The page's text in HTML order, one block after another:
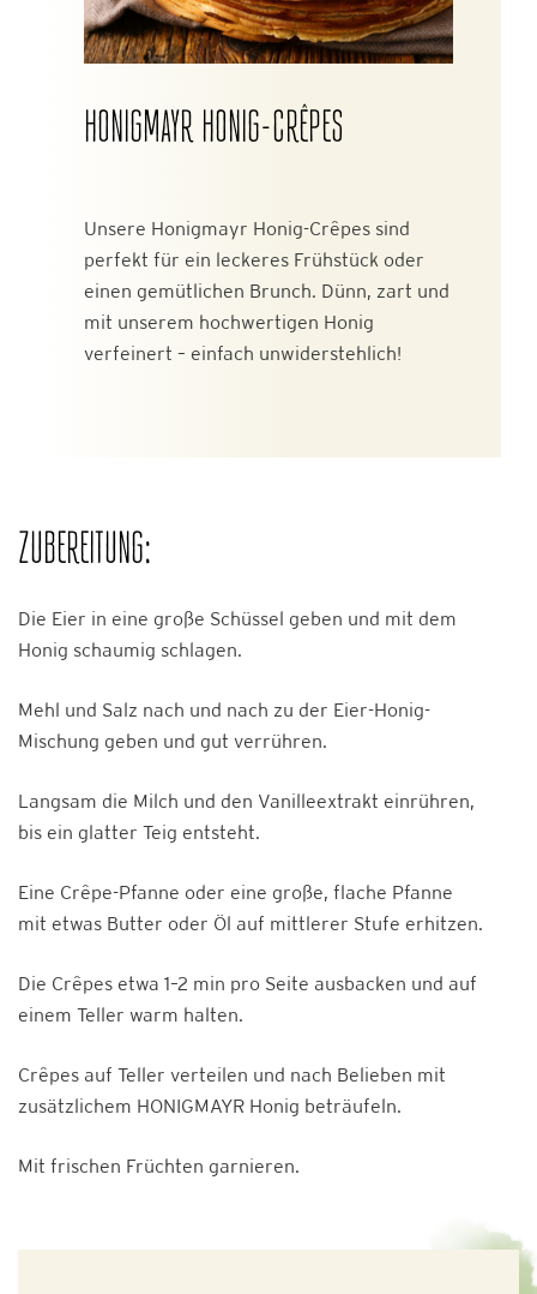
HONIGMAYR HONIG-CRÊPES
Unsere Honigmayr Honig-Crêpes sind
perfekt für ein leckeres Frühstück oder
einen gemütlichen Brunch. Dünn, zart und
mit unserem hochwertigen Honig
verfeinert – einfach unwiderstehlich!
ZUBEREITUNG:
Die Eier in eine große Schüssel geben und mit dem
Honig schaumig schlagen.
Mehl und Salz nach und nach zu der Eier-Honig-
Mischung geben und gut verrühren.
Langsam die Milch und den Vanilleextrakt einrühren,
bis ein glatter Teig entsteht.
Eine Crêpe-Pfanne oder eine große, flache Pfanne
mit etwas Butter oder Öl auf mittlerer Stufe erhitzen.
Die Crêpes etwa 1–2 min pro Seite ausbacken und auf
einem Teller warm halten.
Crêpes auf Teller verteilen und nach Belieben mit
zusätzlichem HONIGMAYR Honig beträufeln.
Mit frischen Früchten garnieren.